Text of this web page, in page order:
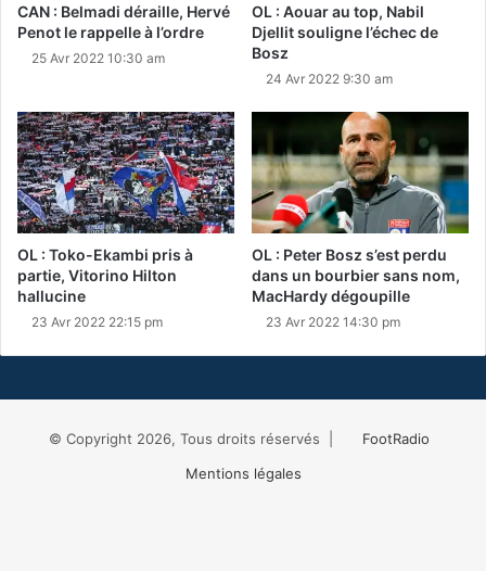
CAN : Belmadi déraille, Hervé
Penot le rappelle à l’ordre
25 Avr 2022 10:30 am
OL : Aouar au top, Nabil
Djellit souligne l’échec de
Bosz
24 Avr 2022 9:30 am
OL : Toko-Ekambi pris à
partie, Vitorino Hilton
hallucine
23 Avr 2022 22:15 pm
OL : Peter Bosz s’est perdu
dans un bourbier sans nom,
MacHardy dégoupille
23 Avr 2022 14:30 pm
© Copyright 2026, Tous droits réservés |
FootRadio
Mentions légales